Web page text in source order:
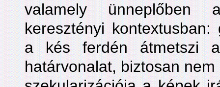
valamely
keresztényi
a kés ferdén átmetszi
határvonalat, biztosan